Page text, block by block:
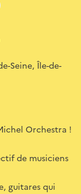
Seine, Île-de-
Orchestra !
de musiciens
guitares qui